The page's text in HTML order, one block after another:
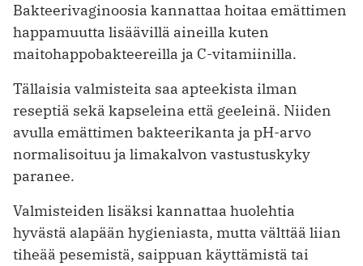
Bakteerivaginoosia kannattaa hoitaa emättimen
happamuutta lisäävillä aineilla kuten
maitohappobakteereilla ja C-vitamiinilla.
Tällaisia valmisteita saa apteekista ilman
reseptiä sekä kapseleina että geeleinä. Niiden
avulla emättimen bakteerikanta ja pH-arvo
normalisoituu ja limakalvon vastustuskyky
paranee.
Valmisteiden lisäksi kannattaa huolehtia
hyvästä alapään hygieniasta, mutta välttää liian
tiheää pesemistä, saippuan käyttämistä tai